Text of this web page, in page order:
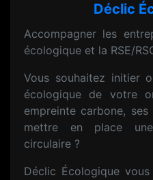
Déclic
Accompagner les
écologique et la RSE/
Vous souhaitez initier
écologique de votre
empreinte carbone,
mettre en place
circulaire ?
Déclic Écologique